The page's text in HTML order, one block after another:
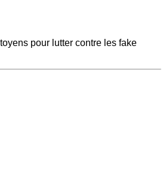
pour lutter contre les fake